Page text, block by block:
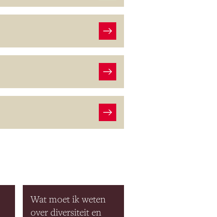
Wat moet ik weten
over diversiteit en